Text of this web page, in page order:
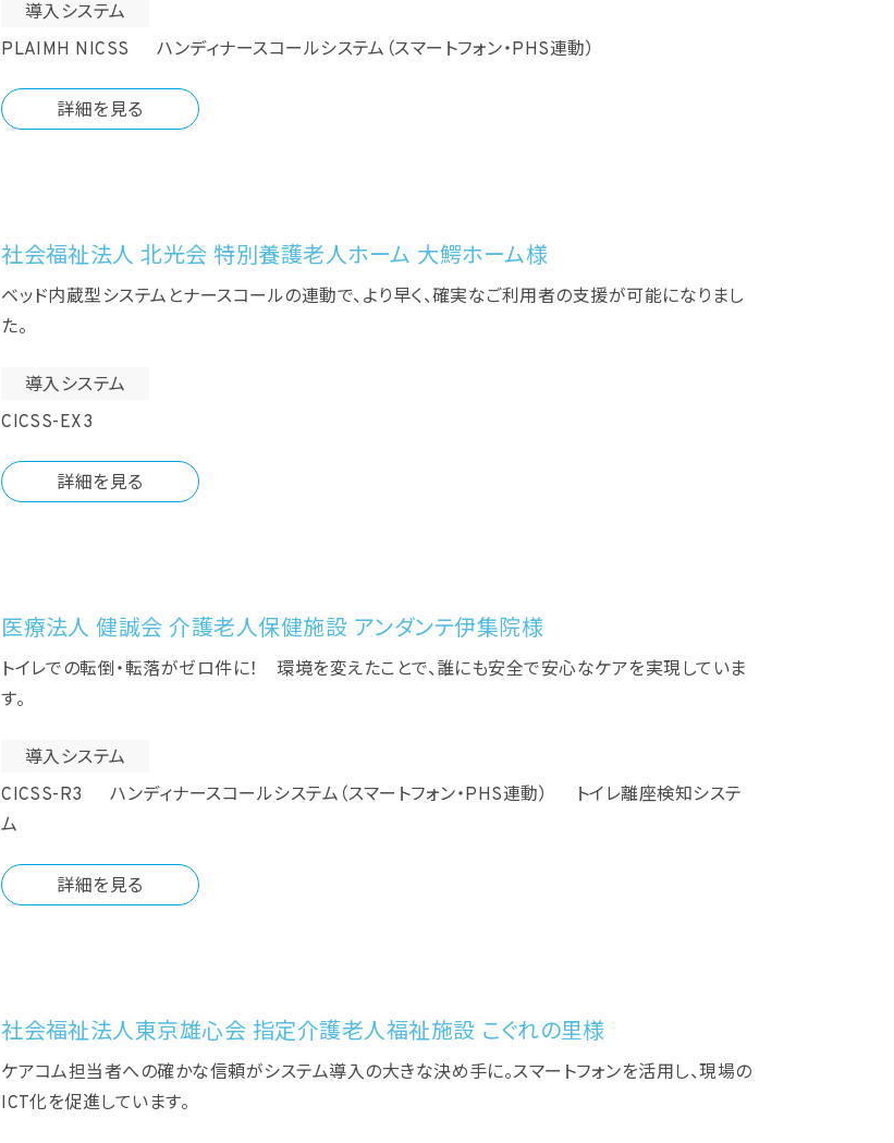
導入システム
PLAIMH NICSS ハンディナースコールシステム（スマートフォン・PHS連動）
詳細を見る
社会福祉法人 北光会 特別養護老人ホーム 大鰐ホーム様
ベッド内蔵型システムとナースコールの連動で、より早く、確実なご利用者の支援が可能になりまし
た。
導入システム
CICSS-EX3
詳細を見る
医療法人 健誠会 介護老人保健施設 アンダンテ伊集院様
トイレでの転倒・転落がゼロ件に！ 環境を変えたことで、誰にも安全で安心なケアを実現していま
す。
導入システム
CICSS-R3 ハンディナースコールシステム（スマートフォン・PHS連動） トイレ離座検知システ
ム
詳細を見る
社会福祉法人東京雄心会 指定介護老人福祉施設 こぐれの里様
ケアコム担当者への確かな信頼がシステム導入の大きな決め手に。スマートフォンを活用し、現場の
ICT化を促進しています。